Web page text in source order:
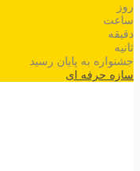
روز
ساعت
دقیقه
ثانیه
جشنواره به پایان رسید
سازه حرفه ای